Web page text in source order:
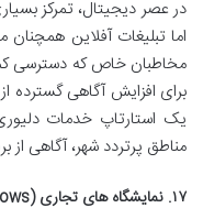
در عصر دیجیتال، تمرکز
اما تبلیغات آفلاین
مخاطبان خاص که دسترسی
برای افزایش آگاهی گسترده
یک استارتاپ خدمات دلیوری
مناطق پرتردد شهر، آگاهی از
۱۷. نمایشگاه های تجاری (Trade Shows)